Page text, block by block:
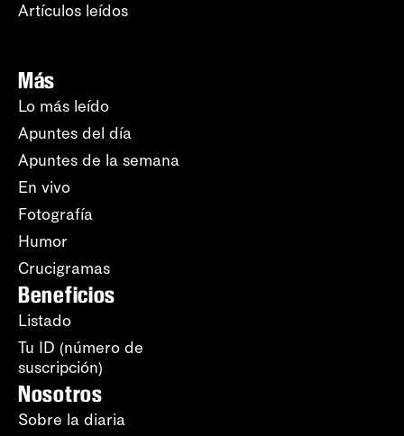
Artículos leídos
Más
Lo más leído
Apuntes del día
Apuntes de la semana
En vivo
Fotografía
Humor
Crucigramas
Beneficios
Listado
Tu ID (número de
suscripción)
Nosotros
Sobre la diaria